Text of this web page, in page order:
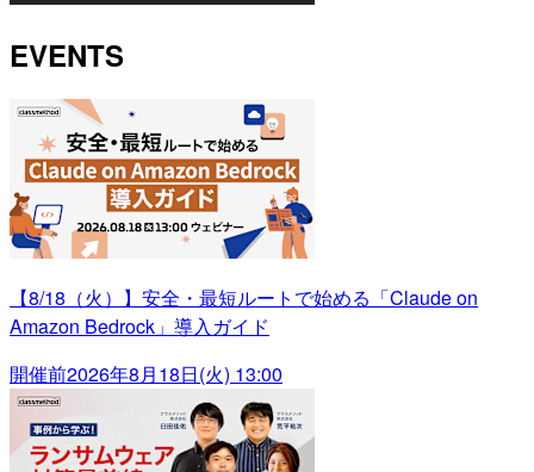
EVENTS
【8/18（火）】安全・最短ルートで始める「Claude on
Amazon Bedrock」導入ガイド
開催前2026年8月18日(火) 13:00